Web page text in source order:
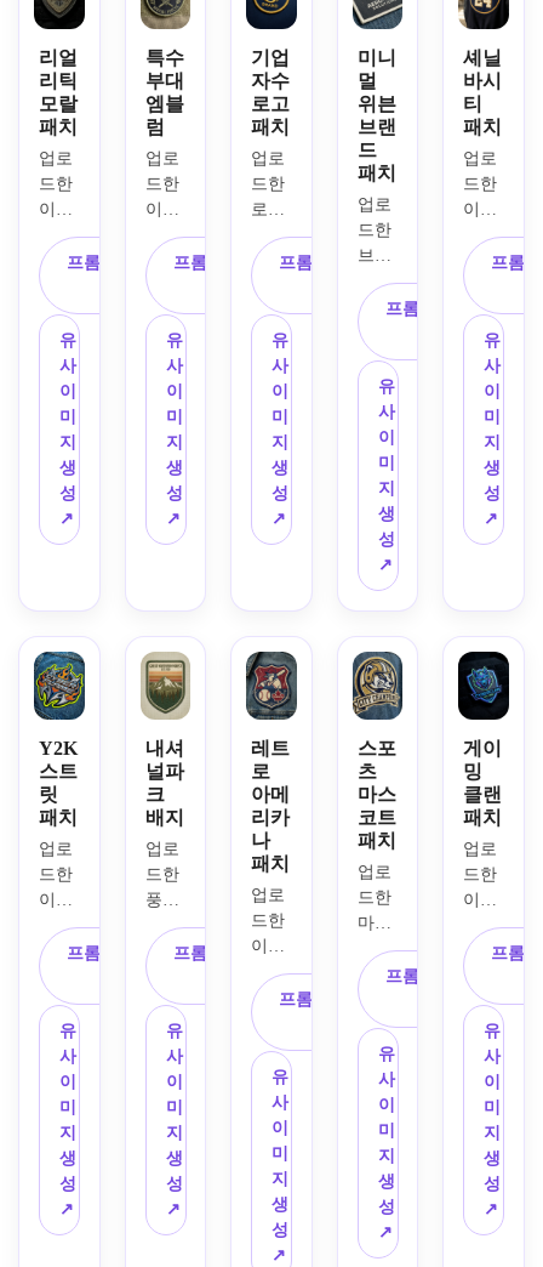
리얼
리틱
모랄
패치
업로
드한
이미
지를
주요
피사
체로
사용
하여
리얼
리틱
한 군
대풍
자수
모랄
패치
요.
두꺼
운 메
로우
테두
리가
있는
방패
형 배
지,
올리
탄,
블랙,
다크
그레
이 같
은 은
은한
전술
컬러,
중앙
인시
그니
프롬프트 복
유
사
이
미
지
생
성
↗
특수
부대
엠블
럼
업로
드한
이미
지를
주제
로 하
여 엘
리트
부대
인시
그니
아 패
치로
재해
석하
세요.
컬러,
별과
월계
수 장
식,
단순
화된
아이
콘,
대칭
레이
아웃,
벨크
로식
연출,
깔끔
한 테
두리
스티
매트
소재
의 텍
스처,
프롬프트 복
유
사
이
미
지
생
성
↗
기업
자수
로고
패치
업로
드한
로고
나 브
랜드
이미
지를
기반
으로
프리
미엄
자수
패치
디자
인으
로 변
게 스
티칭
된 둥
근 배
지,
벡터
느낌
의 단
순 형
상,
깔끔
한 타
이포,
조절
된 브
랜드
컬러,
선명
한 실
텍스
처,
부드
러운
스튜
디오
프롬프트 복
유
사
이
미
지
생
성
↗
미니
멀
위븐
브랜
드
패치
업로
드한
브랜
드 마
크나
그래
픽을
깔끔
한 위
븐 패
치로
바꿉
니다.
직사
각형
형태,
최소
한의
컬러,
정교
한
선,
미세
한 실
질감,
정돈
된 테
두리
스티
균형
잡힌
여백,
의류
에 적
합한
스타
부드
러운
조명
아래
프롬프트 복
유
사
이
미
지
생
성
↗
셰닐
바시
티
패치
업로
드한
이미
지를
주제
로 하
여 바
시티
(야구
점퍼)
스타
일의
셰닐
패치
로 바
꾸세
학풍
레터
링,
퍼지
셰닐
질감,
펠트
배경,
대비
되는
자수
테두
리,
전통
적인
스쿨
컬러,
중앙
구도,
부드
러운
에디
토리
얼 조
프롬
유
사
이
미
지
생
성
↗
Y2K
스트
릿
패치
업로
드한
이미
지를
토대
로
Y2K
스타
일 자
수 패
치로
제작
하세
요.
화염
포인
프롬프트 복
유
사
이
미
지
생
성
↗
내셔
널파
크
배지
업로
드한
풍경,
로고
또는
아웃
도어
이미
지를
빈티
지 내
셔널
파크
스타
일 자
수 패
프롬프트 복
유
사
이
미
지
생
성
↗
레트
로
아메
리카
나
패치
업로
드한
이미
지를
메인
그래
픽으
로 활
용해
레트
로풍
아메
리카
나 자
수 패
프롬프트 복
유
사
이
미
지
생
성
↗
스포
츠
마스
코트
패치
업로
드한
마스
코트,
캐릭
터 또
는 로
고를
대담
한 스
포츠
팀 패
치로
바꿉
니다.
레이
프롬프트 복
유
사
이
미
지
생
성
↗
게이
밍
클랜
패치
업로
드한
이미
지를
기본
으로
게이
밍 클
랜 인
시그
니아
패치
를 만
드세
네온
프롬
유
사
이
미
지
생
성
↗